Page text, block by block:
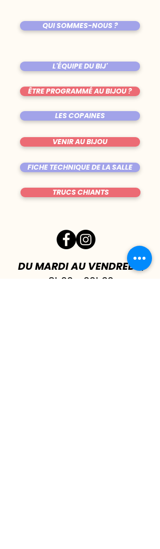
QUI SOMMES-NOUS ?
L'ÉQUIPE DU BIJ'
ÊTRE PROGRAMMÉ AU BIJOU ?
LES COPAINES
VENIR AU BIJOU
FICHE TECHNIQUE DE LA SALLE
TRUCS CHIANTS
DU MARDI AU VENDREDI |
8h00 - 00h30